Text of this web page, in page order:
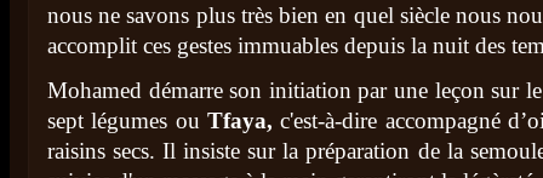
nous ne savons plus très bien en quel siècle nous
accomplit ces gestes immuables depuis la nuit des
Mohamed démarre son initiation par une leçon sur
sept légumes ou Tfaya,c'est-à-dire accompagné
raisins secs. Il insiste sur la préparation de la